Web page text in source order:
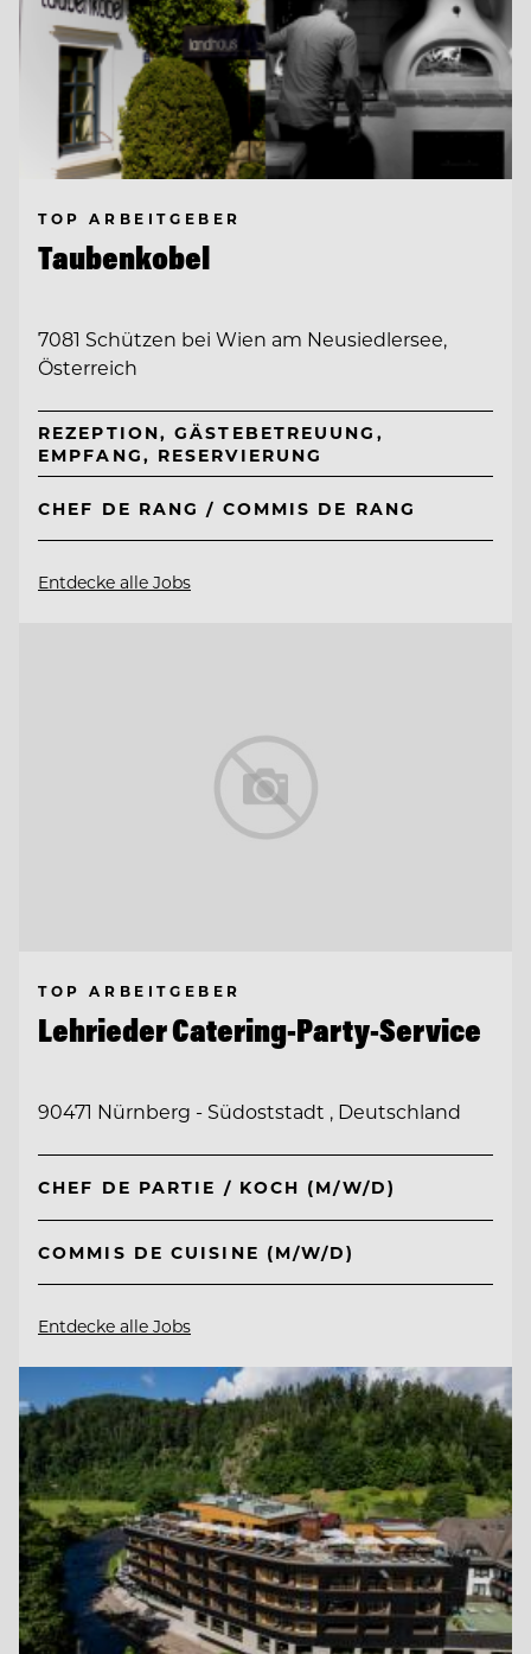
TOP ARBEITGEBER
Taubenkobel
7081 Schützen bei Wien am Neusiedlersee,
Österreich
REZEPTION, GÄSTEBETREUUNG,
EMPFANG, RESERVIERUNG
CHEF DE RANG / COMMIS DE RANG
Entdecke alle Jobs
TOP ARBEITGEBER
Lehrieder Catering-Party-Service
90471 Nürnberg - Südoststadt , Deutschland
CHEF DE PARTIE / KOCH (M/W/D)
COMMIS DE CUISINE (M/W/D)
Entdecke alle Jobs